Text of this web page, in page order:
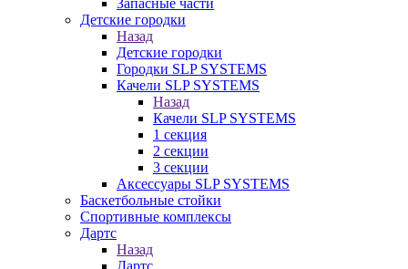
Запасные части
Детские городки
Назад
Детские городки
Городки SLP SYSTEMS
Качели SLP SYSTEMS
Назад
Качели SLP SYSTEMS
1 секция
2 секции
3 секции
Аксессуары SLP SYSTEMS
Баскетбольные стойки
Спортивные комплексы
Дартс
Назад
Дартс